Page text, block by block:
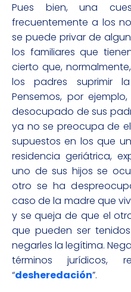
Pues bien, una
frecuentemente a los
se puede privar de
los familiares que
cierto que,
los padres suprimir
Pensemos, por
desocupado de sus
ya no se preocupa de
supuestos en los que
residencia geriátrica,
uno de sus hijos se
otro se ha
caso de la madre que
y se queja de que el
que pueden ser
negarles la legítima.
términos jurídicos,
“desheredación”.